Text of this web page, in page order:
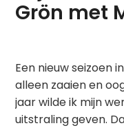
Grön met
Een nieuw seizoen
alleen zaaien en
jaar wilde ik mijn
uitstraling geven.